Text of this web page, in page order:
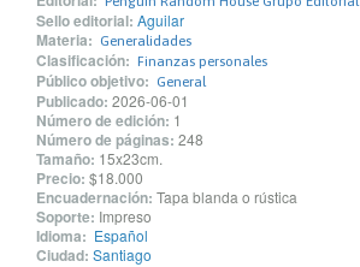
Sello editorial: Aguilar
Materia: Generalidades
Clasificación: Finanzas personales
Público objetivo: General
Publicado: 2026-06-01
Número de edición: 1
Número de páginas: 248
Tamaño: 15x23cm.
Precio: $18.000
Encuadernación: Tapa blanda o rústica
Soporte: Impreso
Idioma: Español
Ciudad: Santiago